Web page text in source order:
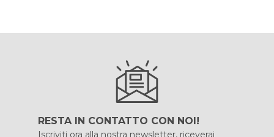
RESTA IN CONTATTO CON NOI!
Iscriviti ora alla nostra newsletter, riceverai